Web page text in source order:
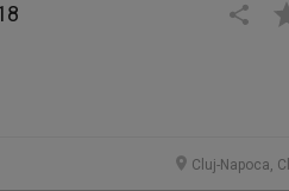
Cluj-Napoca,